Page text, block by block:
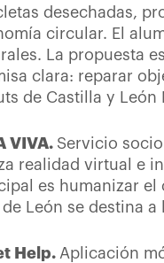
desechadas,
circular. El
La propuesta
clara: reparar
de Castilla y León
VIVA. Servicio
realidad virtual e
es humanizar el
de León se destina
Help. Aplicación